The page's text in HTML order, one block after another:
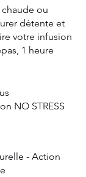
ou
détente et
votre infusion
1 heure
NO STRESS
- Action